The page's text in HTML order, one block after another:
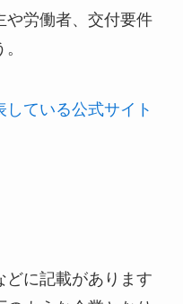
や労働者、交付要件
している公式サイト
どに記載があります